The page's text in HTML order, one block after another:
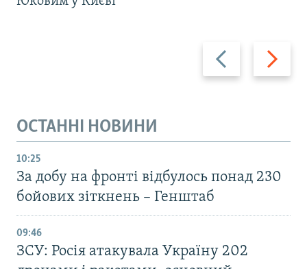
Назад Вперед
ОСТАННІ НОВИНИ
10:25
За добу на фронті відбулось понад 230
бойових зіткнень – Генштаб
09:46
ЗСУ: Росія атакувала Україну 202